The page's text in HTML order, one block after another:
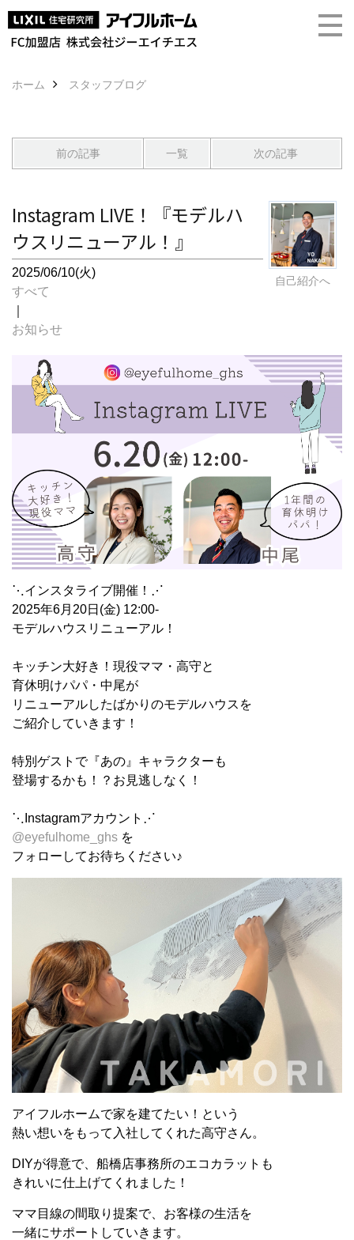
ホーム スタッフブログ
前の記事 一覧 次の記事
自己紹介へ
Instagram LIVE！『モデルハ
ウスリニューアル！』
2025/06/10(火)
すべて
お知らせ
⋱インスタライブ開催！⋰
2025年6月20日(金) 12:00-
モデルハウスリニューアル！
キッチン大好き！現役ママ・高守と
育休明けパパ・中尾が
リニューアルしたばかりのモデルハウスを
ご紹介していきます！
特別ゲストで『あの』キャラクターも
登場するかも！？お見逃しなく！
⋱Instagramアカウント⋰
@eyefulhome_ghs を
フォローしてお待ちください♪
アイフルホームで家を建てたい！という
熱い想いをもって入社してくれた高守さん。
DIYが得意で、船橋店事務所のエコカラットも
きれいに仕上げてくれました！
ママ目線の間取り提案で、お客様の生活を
一緒にサポートしていきます。